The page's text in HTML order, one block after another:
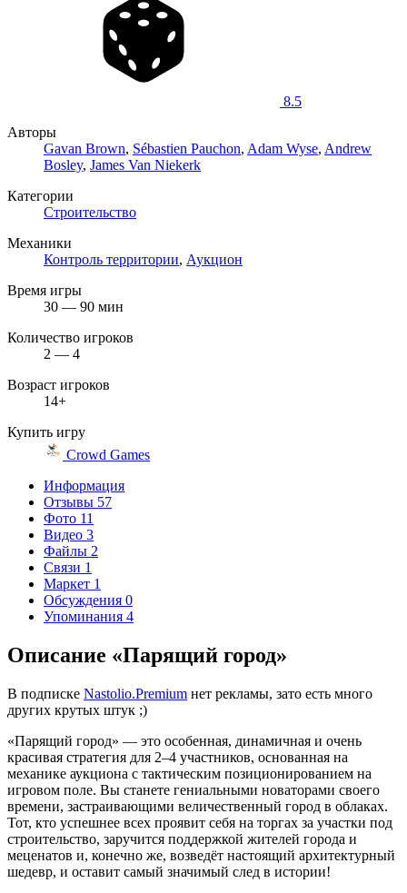
8.5
Авторы
Gavan Brown, Sébastien Pauchon, Adam Wyse, Andrew
Bosley, James Van Niekerk
Категории
Строительство
Механики
Контроль территории, Аукцион
Время игры
30 — 90 мин
Количество игроков
2 — 4
Возраст игроков
14+
Купить игру
Crowd Games
Информация
Отзывы 57
Фото 11
Видео 3
Файлы 2
Связи 1
Маркет 1
Обсуждения 0
Упоминания 4
Описание «Парящий город»
В подписке Nastolio.Premium нет рекламы, зато есть много
других крутых штук ;)
«Парящий город» — это особенная, динамичная и очень
красивая стратегия для 2–4 участников, основанная на
механике аукциона с тактическим позиционированием на
игровом поле. Вы станете гениальными новаторами своего
времени, застраивающими величественный город в облаках.
Тот, кто успешнее всех проявит себя на торгах за участки под
строительство, заручится поддержкой жителей города и
меценатов и, конечно же, возведёт настоящий архитектурный
шедевр, и оставит самый значимый след в истории!